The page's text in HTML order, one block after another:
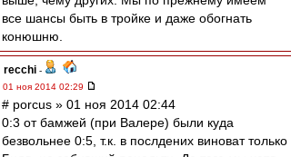
все шансы быть в тройке и даже обогнать
конюшню.
recchi -
01 ноя 2014 02:29
# porcus » 01 ноя 2014 02:44
0:3 от бамжей (при Валере) были куда
безвольнее 0:5, т.к. в послдених виноват только